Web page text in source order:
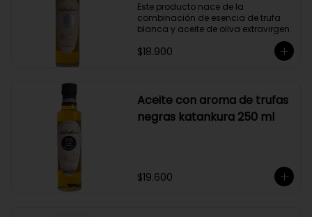
Este producto nace de la
combinación de esencia de trufa
blanca y aceite de oliva extravirgen.
$18.900
Aceite con aroma de trufas
negras katankura 250 ml
$19.600